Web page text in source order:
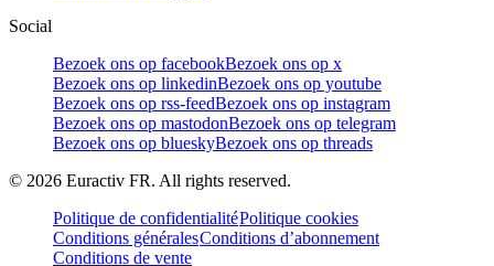
Social
Bezoek ons op facebookBezoek ons op x
Bezoek ons op linkedinBezoek ons op youtube
Bezoek ons op rss-feedBezoek ons op instagram
Bezoek ons op mastodonBezoek ons op telegram
Bezoek ons op blueskyBezoek ons op threads
© 2026 Euractiv FR. All rights reserved.
Politique de confidentialitéPolitique cookies
Conditions généralesConditions d’abonnement
Conditions de vente